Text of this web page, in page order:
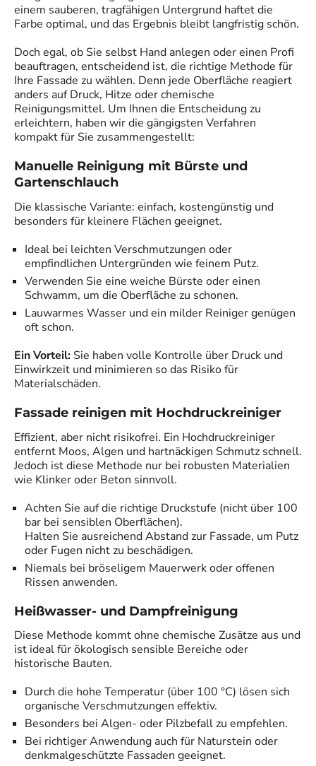
einem sauberen, tragfähigen Untergrund haftet die
Farbe optimal, und das Ergebnis bleibt langfristig schön.
Doch egal, ob Sie selbst Hand anlegen oder einen Profi
beauftragen, entscheidend ist, die richtige Methode für
Ihre Fassade zu wählen. Denn jede Oberfläche reagiert
anders auf Druck, Hitze oder chemische
Reinigungsmittel. Um Ihnen die Entscheidung zu
erleichtern, haben wir die gängigsten Verfahren
kompakt für Sie zusammengestellt:
Manuelle Reinigung mit Bürste und
Gartenschlauch
Die klassische Variante: einfach, kostengünstig und
besonders für kleinere Flächen geeignet.
Ideal bei leichten Verschmutzungen oder
empfindlichen Untergründen wie feinem Putz.
Verwenden Sie eine weiche Bürste oder einen
Schwamm, um die Oberfläche zu schonen.
Lauwarmes Wasser und ein milder Reiniger genügen
oft schon.
Ein Vorteil: Sie haben volle Kontrolle über Druck und
Einwirkzeit und minimieren so das Risiko für
Materialschäden.
Fassade reinigen mit Hochdruckreiniger
Effizient, aber nicht risikofrei. Ein Hochdruckreiniger
entfernt Moos, Algen und hartnäckigen Schmutz schnell.
Jedoch ist diese Methode nur bei robusten Materialien
wie Klinker oder Beton sinnvoll.
Achten Sie auf die richtige Druckstufe (nicht über 100
bar bei sensiblen Oberflächen).
Halten Sie ausreichend Abstand zur Fassade, um Putz
oder Fugen nicht zu beschädigen.
Niemals bei bröseligem Mauerwerk oder offenen
Rissen anwenden.
Heißwasser- und Dampfreinigung
Diese Methode kommt ohne chemische Zusätze aus und
ist ideal für ökologisch sensible Bereiche oder
historische Bauten.
Durch die hohe Temperatur (über 100 °C) lösen sich
organische Verschmutzungen effektiv.
Besonders bei Algen- oder Pilzbefall zu empfehlen.
Bei richtiger Anwendung auch für Naturstein oder
denkmalgeschützte Fassaden geeignet.